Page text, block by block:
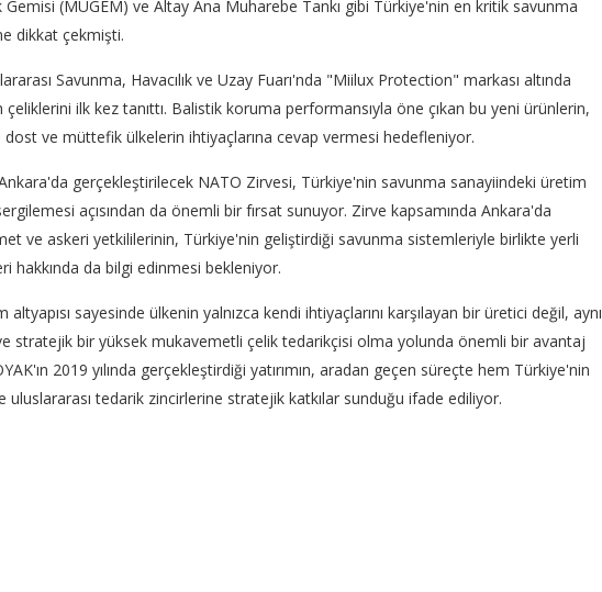
(MUGEM) ve Altay Ana Muharebe Tankı gibi Türkiye'nin en kritik savunma
dikkat çekmişti.
Savunma, Havacılık ve Uzay Fuarı'nda "Miilux Protection" markası altında
ilk kez tanıttı. Balistik koruma performansıyla öne çıkan bu yeni ürünlerin,
ve müttefik ülkelerin ihtiyaçlarına cevap vermesi hedefleniyor.
gerçekleştirilecek NATO Zirvesi, Türkiye'nin savunma sanayiindeki üretim
açısından da önemli bir fırsat sunuyor. Zirve kapsamında Ankara'da
ve askeri yetkililerinin, Türkiye'nin geliştirdiği savunma sistemleriyle birlikte yerli
hakkında da bilgi edinmesi bekleniyor.
sayesinde ülkenin yalnızca kendi ihtiyaçlarını karşılayan bir üretici değil, aynı
stratejik bir yüksek mukavemetli çelik tedarikçisi olma yolunda önemli bir avantaj
2019 yılında gerçekleştirdiği yatırımın, aradan geçen süreçte hem Türkiye'nin
tedarik zincirlerine stratejik katkılar sunduğu ifade ediliyor.